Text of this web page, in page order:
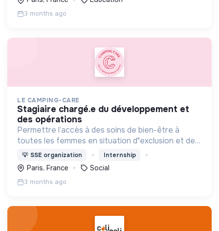
collaborative !
3 months ago
LE CAMPING-CARE
stagiaire chargé.e du développement et
des opérations
Permettre l’accès à des soins de bien-être à
toutes les femmes en situation d"exclusion et de
précarité
💡 SSE organization Internship
Paris, France Social
3 months ago